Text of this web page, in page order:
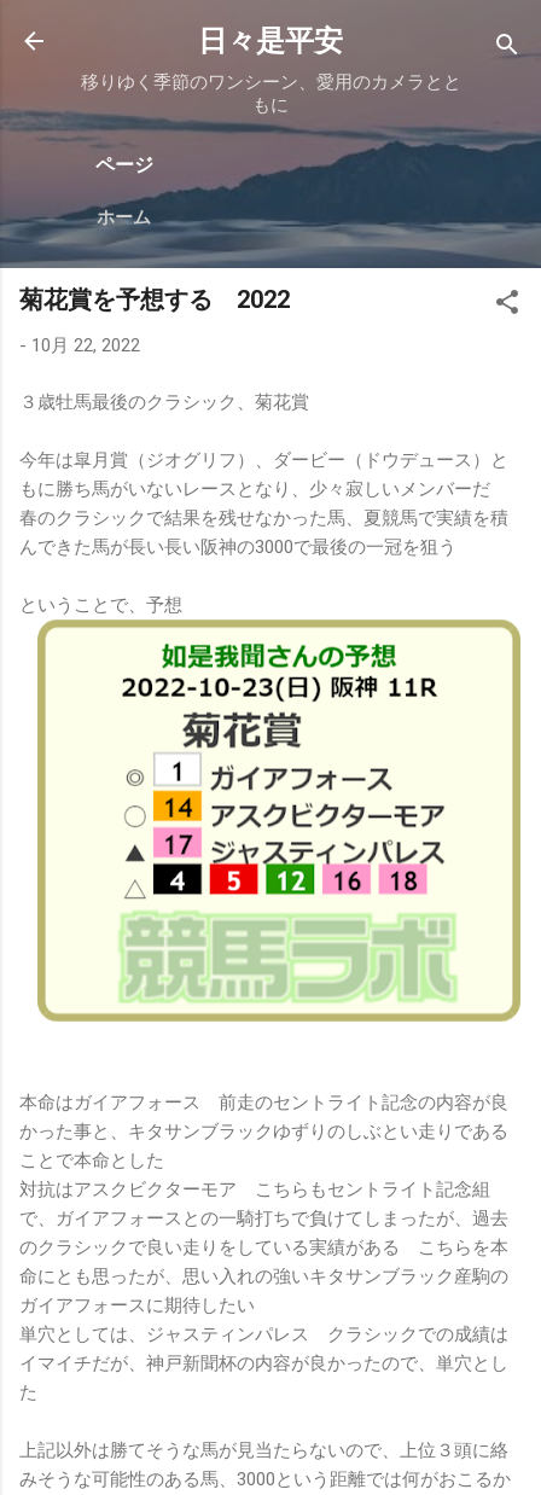
スキップしてメイン コンテンツに移動
日々是平安
移りゆく季節のワンシーン、愛用のカメラとと
もに
ページ
ホーム
菊花賞を予想する 2022
- 10月 22, 2022
３歳牡馬最後のクラシック、菊花賞
今年は皐月賞（ジオグリフ）、ダービー（ドウデュース）と
もに勝ち馬がいないレースとなり、少々寂しいメンバーだ
春のクラシックで結果を残せなかった馬、夏競馬で実績を積
んできた馬が長い長い阪神の3000で最後の一冠を狙う
ということで、予想
本命はガイアフォース 前走のセントライト記念の内容が良
かった事と、キタサンブラックゆずりのしぶとい走りである
ことで本命とした
対抗はアスクビクターモア こちらもセントライト記念組
で、ガイアフォースとの一騎打ちで負けてしまったが、過去
のクラシックで良い走りをしている実績がある こちらを本
命にとも思ったが、思い入れの強いキタサンブラック産駒の
ガイアフォースに期待したい
単穴としては、ジャスティンパレス クラシックでの成績は
イマイチだが、神戸新聞杯の内容が良かったので、単穴とし
た
上記以外は勝てそうな馬が見当たらないので、上位３頭に絡
みそうな可能性のある馬、3000という距離では何がおこるか